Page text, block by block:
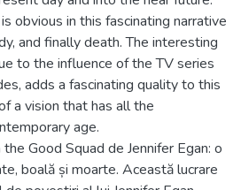
obvious in this fascinating narrative
and finally death. The interesting
to the influence of the TV series
adds a fascinating quality to this
a vision that has all the
age.
Good Squad de Jennifer Egan: o
boală și moarte. Această lucrare